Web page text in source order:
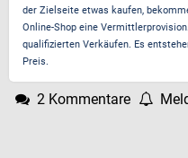
der Zielseite etwas kaufen,
Online-Shop eine
qualifizierten Verkäufen. Es
Preis.
2 Kommentare